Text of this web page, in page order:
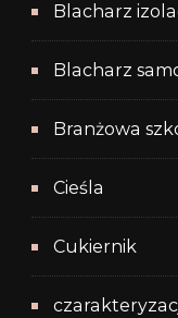
Blacharz
Blacharz
Branżowa
Cieśla
Cukiernik